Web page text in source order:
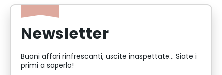
Newsletter
Buoni affari rinfrescanti, uscite inaspettate... Siate i
primi a saperlo!